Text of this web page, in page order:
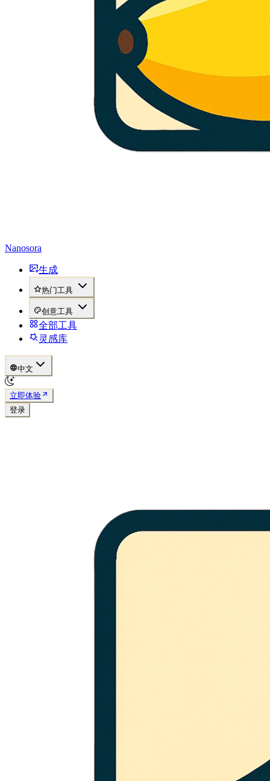
Nanosora
生成
热门工具
创意工具
全部工具
灵感库
中文
立即体验
登录